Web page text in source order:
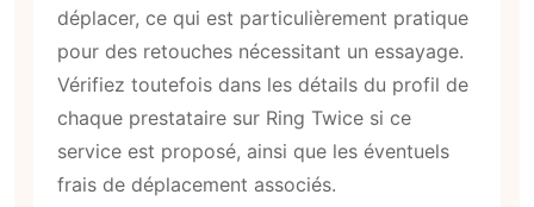
déplacer, ce qui est particulièrement pratique
pour des retouches nécessitant un essayage.
Vérifiez toutefois dans les détails du profil de
chaque prestataire sur Ring Twice si ce
service est proposé, ainsi que les éventuels
frais de déplacement associés.